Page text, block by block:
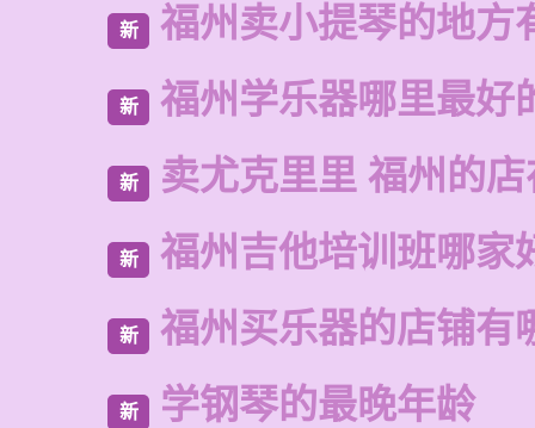
新 福州卖小提琴的地方
新 福州学乐器哪里最好
新 卖尤克里里 福州的
新 福州吉他培训班哪家
新 福州买乐器的店铺有
新 学钢琴的最晚年龄